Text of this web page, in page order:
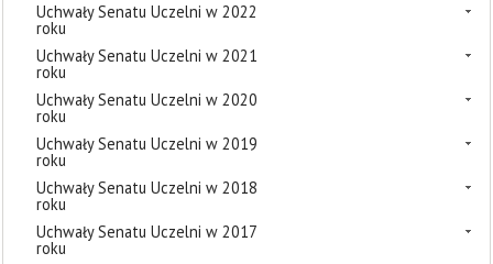
Uchwały Senatu Uczelni w 2022
roku
Uchwały Senatu Uczelni w 2021
roku
Uchwały Senatu Uczelni w 2020
roku
Uchwały Senatu Uczelni w 2019
roku
Uchwały Senatu Uczelni w 2018
roku
Uchwały Senatu Uczelni w 2017
roku